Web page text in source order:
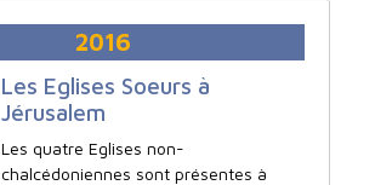
2016
Les Eglises Soeurs à
Jérusalem
Les quatre Eglises non-
chalcédoniennes sont présentes à